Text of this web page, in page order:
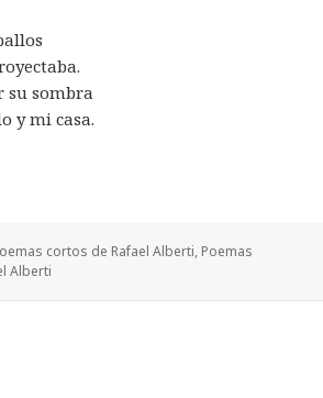
su sombra
y mi casa.
cortos de Rafael Alberti, Poemas
Alberti